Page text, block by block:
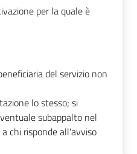
per la quale è
del servizio non
lo stesso; si
subappalto nel
chi risponde all'avviso